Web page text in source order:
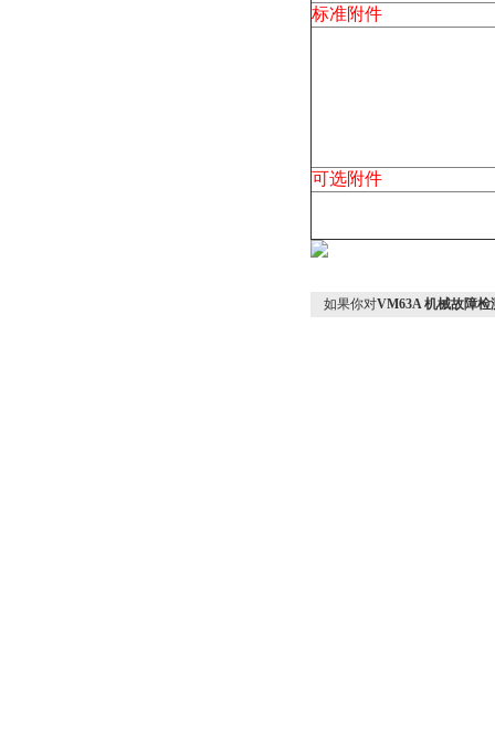
标准附件
可选附件
如果你对VM63A 机械故障检